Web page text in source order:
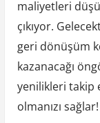
maliyetleri
çıkıyor.
geri dönüşüm
kazanacağı
yenilikleri takip
olmanızı sağlar!